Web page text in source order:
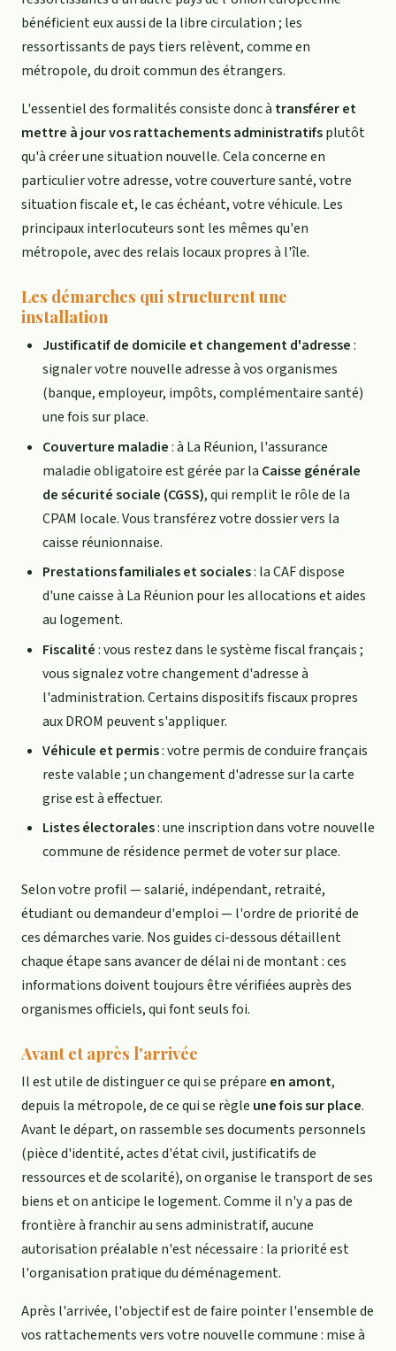
bénéficient eux aussi de la libre circulation ; les
ressortissants de pays tiers relèvent, comme en
métropole, du droit commun des étrangers.
L'essentiel des formalités consiste donc à transférer et
mettre à jour vos rattachements administratifsplutôt
qu'à créer une situation nouvelle. Cela concerne en
particulier votre adresse, votre couverture santé, votre
situation fiscale et, le cas échéant, votre véhicule. Les
principaux interlocuteurs sont les mêmes qu'en
métropole, avec des relais locaux propres à l'île.
Les démarches qui structurent une
installation
Justificatif de domicile et changement d'adresse:
signaler votre nouvelle adresse à vos organismes
(banque, employeur, impôts, complémentaire santé)
une fois sur place.
Couverture maladie: à La Réunion, l'assurance
maladie obligatoire est gérée par la Caisse générale
de sécurité sociale (CGSS), qui remplit le rôle de la
CPAM locale. Vous transférez votre dossier vers la
caisse réunionnaise.
Prestations familiales et sociales: la CAF dispose
d'une caisse à La Réunion pour les allocations et aides
au logement.
Fiscalité: vous restez dans le système fiscal français ;
vous signalez votre changement d'adresse à
l'administration. Certains dispositifs fiscaux propres
aux DROM peuvent s'appliquer.
Véhicule et permis: votre permis de conduire français
reste valable ; un changement d'adresse sur la carte
grise est à effectuer.
Listes électorales: une inscription dans votre nouvelle
commune de résidence permet de voter sur place.
Selon votre profil — salarié, indépendant, retraité,
étudiant ou demandeur d'emploi — l'ordre de priorité de
ces démarches varie. Nos guides ci-dessous détaillent
chaque étape sans avancer de délai ni de montant : ces
informations doivent toujours être vérifiées auprès des
organismes officiels, qui font seuls foi.
Avant et après l'arrivée
Il est utile de distinguer ce qui se prépare en amont,
depuis la métropole, de ce qui se règle une fois sur place.
Avant le départ, on rassemble ses documents personnels
(pièce d'identité, actes d'état civil, justificatifs de
ressources et de scolarité), on organise le transport de ses
biens et on anticipe le logement. Comme il n'y a pas de
frontière à franchir au sens administratif, aucune
autorisation préalable n'est nécessaire : la priorité est
l'organisation pratique du déménagement.
Après l'arrivée, l'objectif est de faire pointer l'ensemble de
vos rattachements vers votre nouvelle commune : mise à